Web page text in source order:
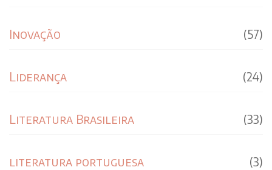
Inovação (57)
Liderança (24)
Literatura Brasileira (33)
literatura portuguesa (3)